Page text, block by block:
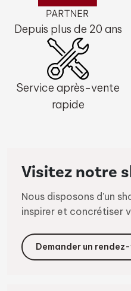
Depuis plus de 20 ans
Service après-vente
rapide
Visitez notre
Nous disposons d'un
inspirer et concrétiser
Demander un